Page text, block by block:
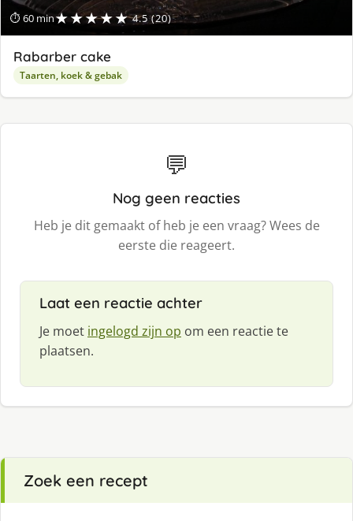
⏱ 60 min★★★★★ 4.5 (20)
Rabarber cake
Taarten, koek & gebak
💬
Nog geen reacties
Heb je dit gemaakt of heb je een vraag? Wees de
eerste die reageert.
Laat een reactie achter
Je moet ingelogd zijn op om een reactie te
plaatsen.
Zoek een recept